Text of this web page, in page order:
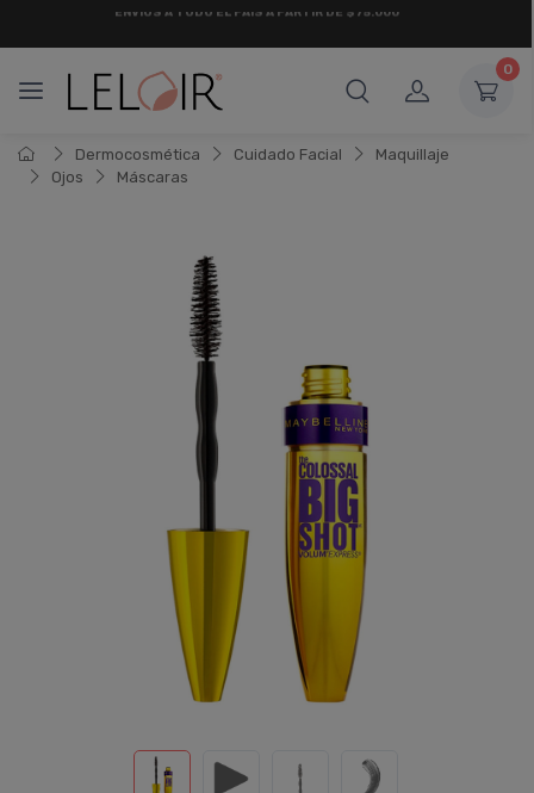
0
Dermocosmética Cuidado Facial
Maquillaje
Ojos
Máscaras